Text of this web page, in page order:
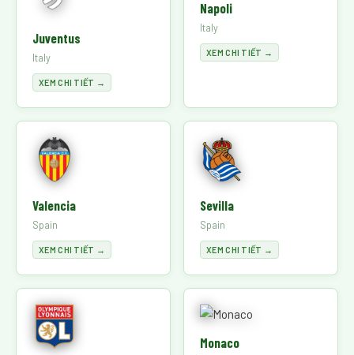
Juventus
Italy
XEM CHI TIẾT →
Napoli
Italy
XEM CHI TIẾT →
Valencia
Spain
XEM CHI TIẾT →
Sevilla
Spain
XEM CHI TIẾT →
Monaco